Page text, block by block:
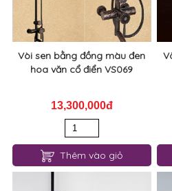
Vòi sen bằng đồng màu đen
hoa văn cổ điển VS069
13,300,000đ
Thêm vào giỏ